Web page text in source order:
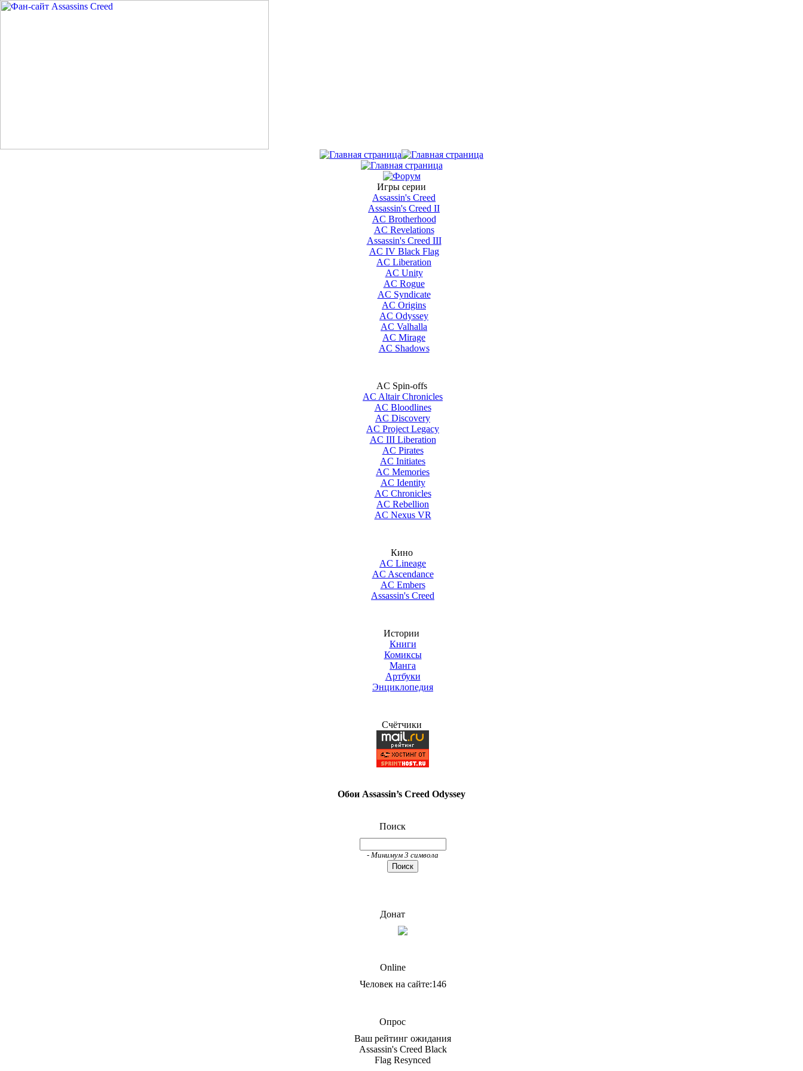
Игры серии
Assassin's Creed
Assassin's Creed II
AС Brotherhood
AC Revelations
Assassin's Creed III
AC IV Black Flag
AC Liberation
AC Unity
AC Rogue
AC Syndicate
AC Origins
AC Odyssey
AC Valhalla
AC Mirage
AC Shadows
AC Spin-offs
AC Altair Chronicles
AC Bloodlines
AC Discovery
AC Project Legacy
AC III Liberation
AC Pirates
AC Initiates
AC Memories
AC Identity
AC Chronicles
AC Rebellion
AC Nexus VR
Кино
AC Lineage
AC Ascendance
AC Embers
Assassin's Creed
Истории
Книги
Комиксы
Манга
Артбуки
Энциклопедия
Счётчики
Обои Assassin’s Creed Odyssey
Поиск
- Минимум 3 символа
Донат
Online
Человек на сайте:146
Опрос
Ваш рейтинг ожидания
Assassin's Creed Black
Flag Resynced